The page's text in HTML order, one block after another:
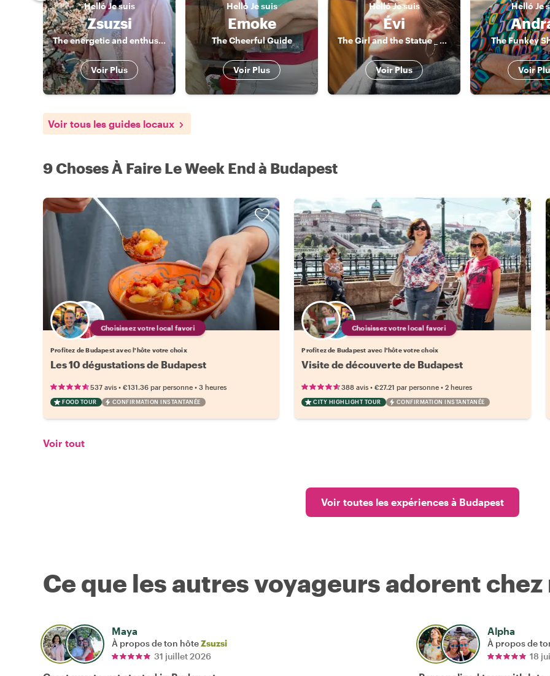
HellóJe suis
Zsuzsi
The energetic and enthusiastic guide
Voir Plus
Helló Je suis
Emoke
The Cheerful Guide
Voir Plus
HellóJe suis
Évi
The Girl and the Statue _ GER/DE Tours!, Licensed German-speaking Tour Guide
Voir Plus
HellóJe
The Funkey
Voir
Voir tous les guides locaux
9 Choses À Faire Le Week End à Budapest
Choisissez votre local favori
Profitez de Budapest avec l'hôte votre choix
Les 10 dégustations de Budapest
537 avis • €131.36 par personne • 3 heures
FOOD TOUR CONFIRMATION INSTANTANÉE
Choisissez votre local favori
Profitez de Budapest avec l'hôte votre choix
Visite de découverte de Budapest
388 avis •€27.21 par personne •2 heures
CITY HIGHLIGHT TOUR CONFIRMATION INSTANTANÉE
Voir tout
Voir toutes les expériences à Budapest
Ce que les autres voyageurs adorent
Maya
À propos de ton hôteZsuzsi
31 juillet 2026
Alpha
À propos de
18